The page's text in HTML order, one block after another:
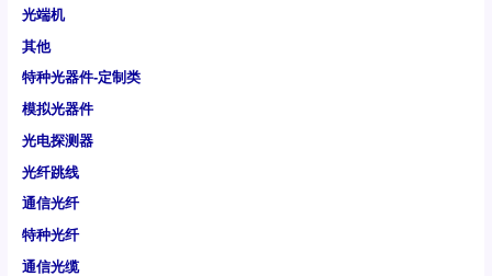
光端机
其他
特种光器件-定制类
模拟光器件
光电探测器
光纤跳线
通信光纤
特种光纤
通信光缆